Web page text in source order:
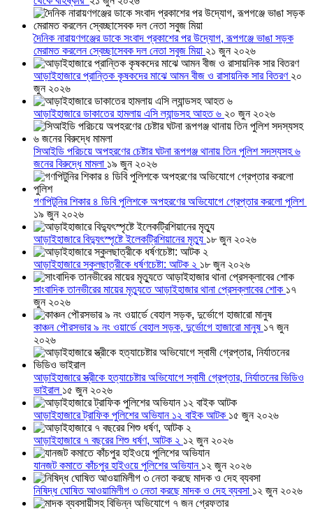
দৈনিক নারায়ণগঞ্জের ডাকে সংবাদ প্রকাশের পর উদ্যোগ, রূপগঞ্জে ভাঙা সড়ক
মেরামত করলেন স্বেচ্ছাসেবক দল নেতা সবুজ মিয়া ২১ জুন ২০২৬
আড়াইহাজারে প্রান্তিক কৃষকদের মাঝে আমন বীজ ও রাসায়নিক সার বিতরণ ২০
জুন ২০২৬
আড়াইহাজারে ডাকাতের হামলায় এসি ল্যান্ডসহ আহত ৬ ২০ জুন ২০২৬
সিআইডি পরিচয়ে অপহরণের চেষ্টার ঘটনা রূপগঞ্জ থানায় তিন পুলিশ সদস্যসহ ৬
জনের বিরুদ্ধে মামলা ১৯ জুন ২০২৬
গণপিটুনির শিকার ৪ ডিবি পুলিশকে অপহরণের অভিযোগে গ্রেপ্তার করলো পুলিশ
১৯ জুন ২০২৬
আড়াইহাজারে বিদ্যুৎস্পৃষ্টে ইলেকট্রিশিয়ানের মৃত্যু ১৮ জুন ২০২৬
আড়াইহাজারে স্কুলছাত্রীকে ধর্ষণচেষ্টা: আটক ২ ১৮ জুন ২০২৬
সাংবাদিক তানভীরের মায়ের মৃত্যুতে আড়াইহাজার থানা প্রেসক্লাবের শোক ১৭
জুন ২০২৬
কাঞ্চন পৌরসভার ৯ নং ওয়ার্ডে বেহাল সড়ক, দুর্ভোগে হাজারো মানুষ ১৭ জুন
২০২৬
আড়াইহাজারে স্ত্রীকে হত্যাচেষ্টার অভিযোগে স্বামী গ্রেপ্তার, নির্যাতনের ভিডিও
ভাইরাল ১৫ জুন ২০২৬
আড়াইহাজারে ট্রাফিক পুলিশের অভিযান ১২ বাইক আটক ১৫ জুন ২০২৬
আড়াইহাজারে ৭ বছরের শিশু ধর্ষণ, আটক ২ ১২ জুন ২০২৬
যানজট কমাতে কাঁচপুর হাইওয়ে পুলিশের অভিযান ১২ জুন ২০২৬
নিষিদ্ধ ঘোষিত আওয়ামিলীগ ৩ নেতা করছে মাদক ও দেহ ব্যবসা ১২ জুন ২০২৬